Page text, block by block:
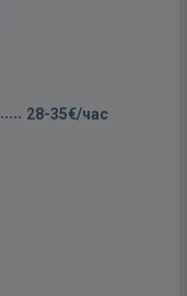
28-35€/час